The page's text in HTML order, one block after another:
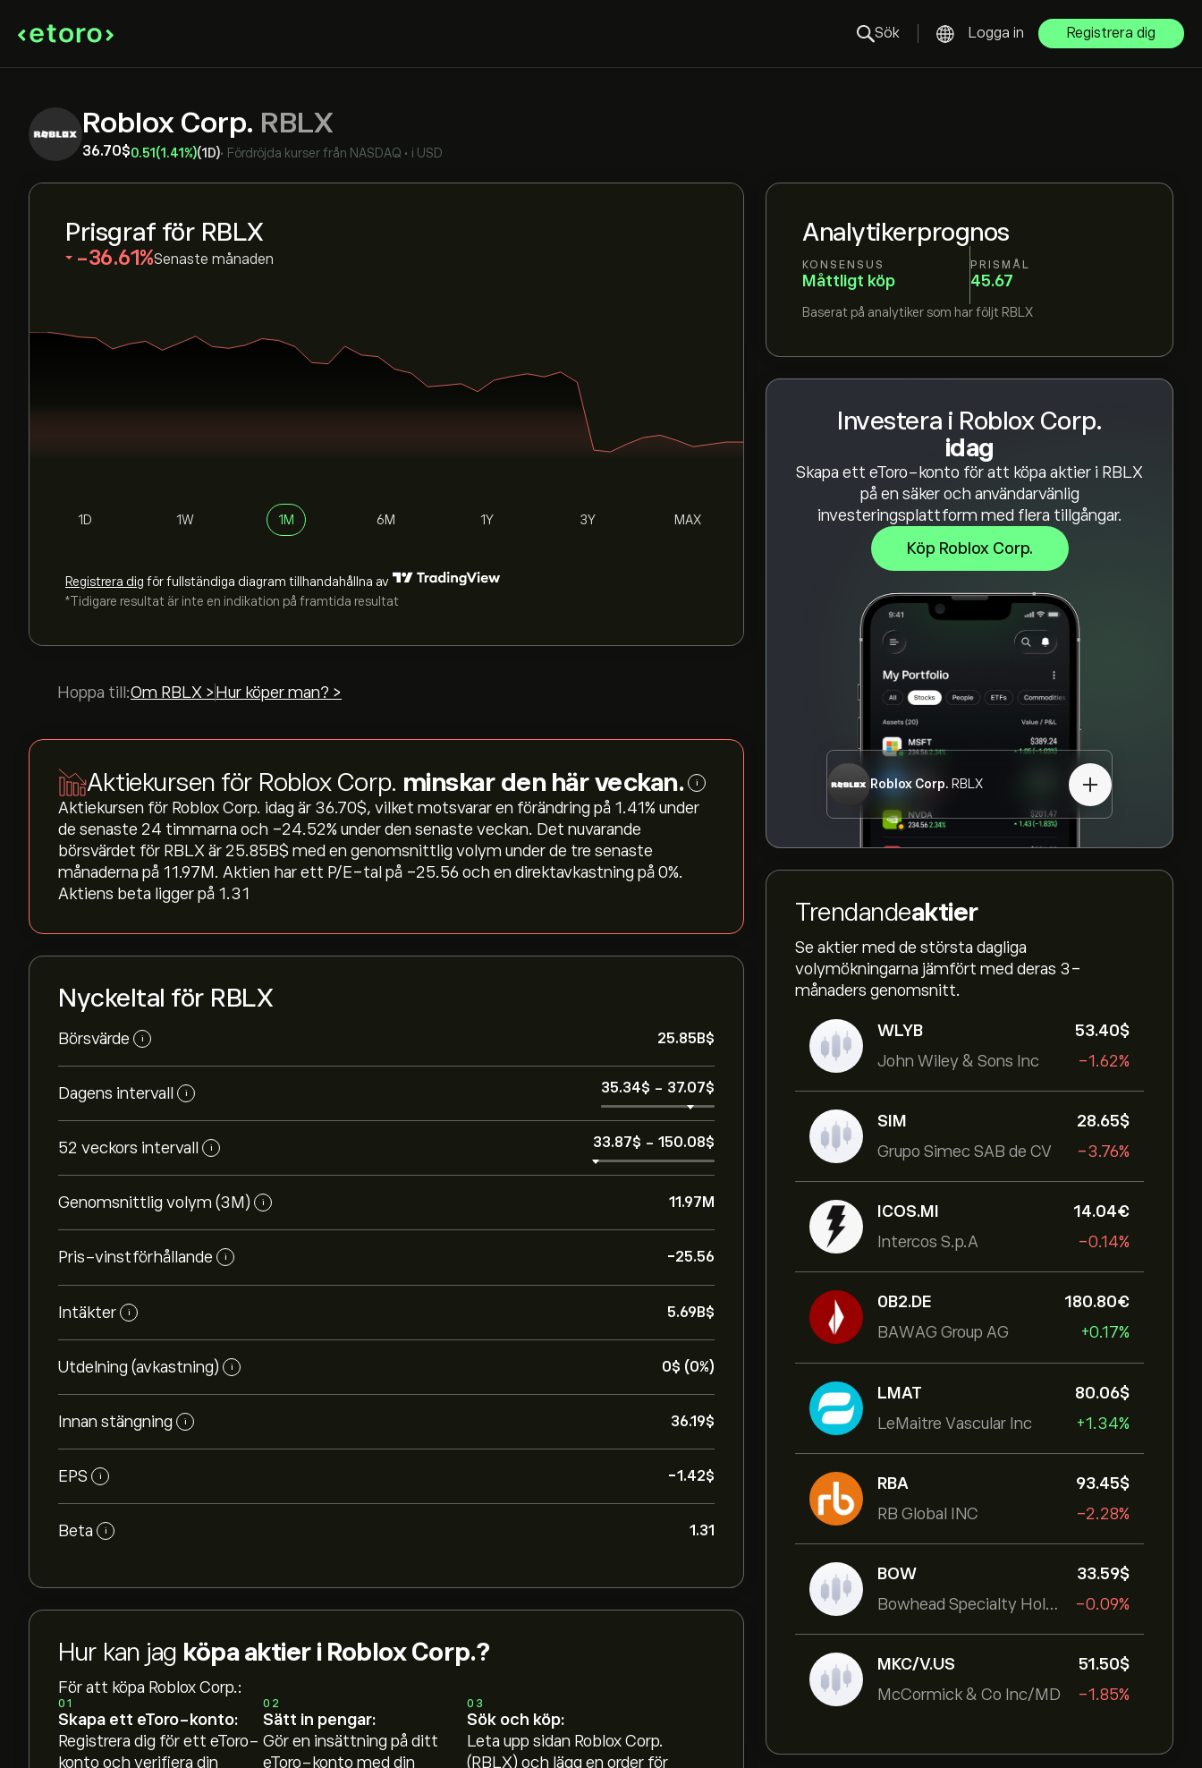
Sök Logga in Registrera dig
Roblox Corp. RBLX
36.70‎$‎0.51 (1.41%)(1D)• Fördröjda kurser från NASDAQ • i USD
Analytikerprognos
KONSENSUS
Måttligt köp
PRISMÅL
45.67
Baserat på analytiker som har följt RBLX
Investera i Roblox Corp.
idag
Skapa ett eToro-konto för att köpa aktier i RBLX
på en säker och användarvänlig
investeringsplattform med flera tillgångar.
Köp Roblox Corp.
Roblox Corp. RBLX
Trendandeaktier
Se aktier med de största dagliga
volymökningarna jämfört med deras 3-
månaders genomsnitt.
WLYB
John Wiley & Sons Inc
53.40‎$‎
-1.62%
SIM
Grupo Simec SAB de CV
28.65‎$‎
-3.76%
ICOS.MI
Intercos S.p.A
14.04‎€‎
-0.14%
0B2.DE
BAWAG Group AG
180.80‎€‎
+0.17%
LMAT
LeMaitre Vascular Inc
80.06‎$‎
+1.34%
RBA
RB Global INC
93.45‎$‎
-2.28%
BOW
Bowhead Specialty Holdings Inc
33.59‎$‎
-0.09%
MKC/V.US
McCormick & Co Inc/MD
51.50‎$‎
-1.85%
Prisgraf för RBLX
‎-36.61‎ Senaste månaden
1D 1W 1M 6M 1Y 3Y MAX
Registrera dig för fullständiga diagram tillhandahållna av
*Tidigare resultat är inte en indikation på framtida resultat
Hoppa till:Om RBLX > Hur köper man? >
Aktiekursen för Roblox Corp. minskar den här veckan. i
Aktiekursen för Roblox Corp. idag är 36.70‎$‎, vilket motsvarar en förändring på ‎1.41‎% under
de senaste 24 timmarna och ‎-24.52‎% under den senaste veckan. Det nuvarande
börsvärdet för RBLX är 25.85B‎$‎ med en genomsnittlig volym under de tre senaste
månaderna på 11.97M. Aktien har ett P/E-tal på -25.56 och en direktavkastning på 0%.
Aktiens beta ligger på 1.31
Nyckeltal för RBLX
Börsvärde i 25.85B‎$‎
Dagens intervall i 35.34‎$‎ - 37.07‎$‎
52 veckors intervall i 33.87‎$‎ - 150.08‎$‎
Genomsnittlig volym (3M) i 11.97M
Pris-vinstförhållande i -25.56
Intäkter i 5.69B‎$‎
Utdelning (avkastning) i 0‎$‎ (0%)
Innan stängning i 36.19‎$‎
EPS i -1.42‎$‎
Beta i 1.31
Hur kan jag köpa aktier i Roblox Corp.?
För att köpa Roblox Corp.:
01
Skapa ett eToro-konto:
Registrera dig för ett eToro-
konto och verifiera din
02
Sätt in pengar:
Gör en insättning på ditt
eToro-konto med din
03
Sök och köp:
Leta upp sidan Roblox Corp.
(RBLX) och lägg en order för